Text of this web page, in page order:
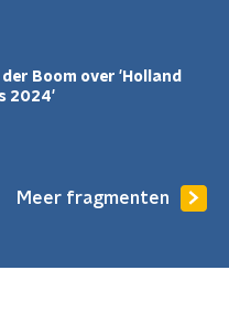
Boom over 'Holland
2024'
Meer fragmenten